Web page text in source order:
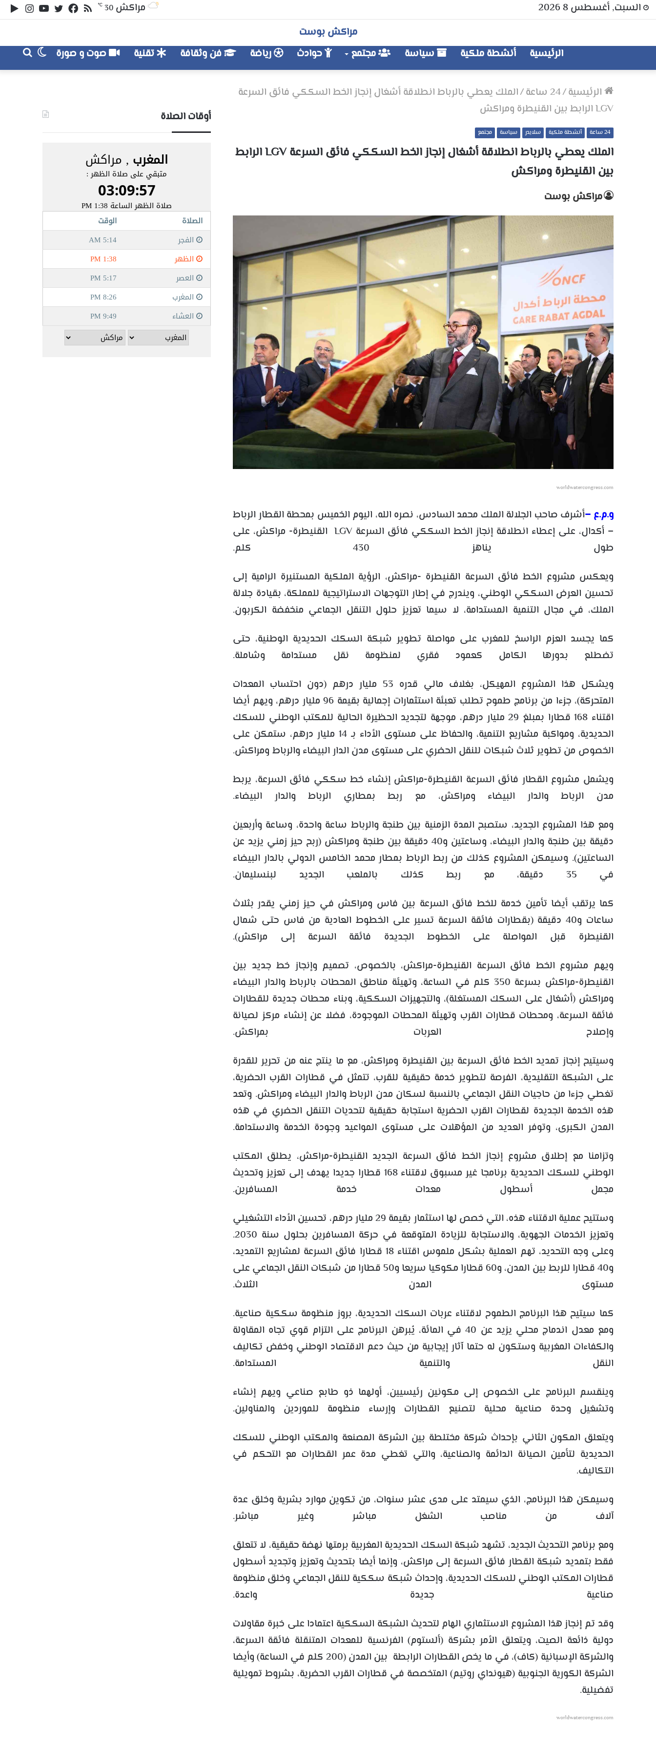
السبت, أغسطس 8 2026 يوتيوبتويتر
فيسبوكملخص
الموقع
مراكش 30
℃
مراكش بوست
الرئيسية
أنشطة ملكية سياسة مجتمع حوادث رياضة فن وثقافة تقنية صوت و صورة
بحث
عن
الوضع
المظلم
الرئيسية/24 ساعة /الملك يعطي بالرباط انطلاقة أشغال إنجاز الخط السككي فائق السرعة
LGV الرابط بين القنيطرة ومراكش
24 ساعة أنشطة ملكية سلايدر سياسة مجتمع
الملك يعطي بالرباط انطلاقة أشغال إنجاز الخط السككي فائق السرعة LGV الرابط
بين القنيطرة ومراكش
مراكش بوست
worldwatercongress.com
و.م.ع –أشرف صاحب الجلالة الملك محمد السادس، نصره الله، اليوم الخميس بمحطة القطار الرباط
– أكدال، على إعطاء انطلاقة إنجاز الخط السككي فائق السرعة LGV القنيطرة- مراكش، على
طول يناهز 430 كلم.
ويعكس مشروع الخط فائق السرعة القنيطرة -مراكش، الرؤية الملكية المستنيرة الرامية إلى
تحسين العرض السككي الوطني، ويندرج في إطار التوجهات الاستراتيجية للمملكة، بقيادة جلالة
الملك، في مجال التنمية المستدامة، لا سيما تعزيز حلول التنقل الجماعي منخفضة الكربون.
كما يجسد العزم الراسخ للمغرب على مواصلة تطوير شبكة السكك الحديدية الوطنية، حتى
تضطلع بدورها الكامل كعمود فقري لمنظومة نقل مستدامة وشاملة.
ويشكل هذا المشروع المهيكل، بغلاف مالي قدره 53 مليار درهم (دون احتساب المعدات
المتحركة)، جزءا من برنامج طموح تطلب تعبئة استثمارات إجمالية بقيمة 96 مليار درهم، ويهم أيضا
اقتناء 168 قطارا بمبلغ 29 مليار درهم، موجهة لتجديد الحظيرة الحالية للمكتب الوطني للسكك
الحديدية، ومواكبة مشاريع التنمية، والحفاظ على مستوى الأداء بـ 14 مليار درهم، ستمكن على
الخصوص من تطوير ثلاث شبكات للنقل الحضري على مستوى مدن الدار البيضاء والرباط ومراكش.
ويشمل مشروع القطار فائق السرعة القنيطرة-مراكش إنشاء خط سككي فائق السرعة، يربط
مدن الرباط والدار البيضاء ومراكش، مع ربط بمطاري الرباط والدار البيضاء.
ومع هذا المشروع الجديد، ستصبح المدة الزمنية بين طنجة والرباط ساعة واحدة، وساعة وأربعين
دقيقة بين طنجة والدار البيضاء، وساعتين و40 دقيقة بين طنجة ومراكش (ربح حيز زمني يزيد عن
الساعتين). وسيمكن المشروع كذلك من ربط الرباط بمطار محمد الخامس الدولي بالدار البيضاء
في 35 دقيقة، مع ربط كذلك بالملعب الجديد لبنسليمان.
كما يرتقب أيضا تأمين خدمة للخط فائق السرعة بين فاس ومراكش في حيز زمني يقدر بثلاث
ساعات و40 دقيقة (بقطارات فائقة السرعة تسير على الخطوط العادية من فاس حتى شمال
القنيطرة قبل المواصلة على الخطوط الجديدة فائقة السرعة إلى مراكش).
ويهم مشروع الخط فائق السرعة القنيطرة-مراكش، بالخصوص، تصميم وإنجاز خط جديد بين
القنيطرة-مراكش بسرعة 350 كلم في الساعة، وتهيئة مناطق المحطات بالرباط والدار البيضاء
ومراكش (أشغال على السكك المستغلة)، والتجهيزات السككية، وبناء محطات جديدة للقطارات
فائقة السرعة، ومحطات قطارات القرب وتهيئة المحطات الموجودة، فضلا عن إنشاء مركز لصيانة
وإصلاح العربات بمراكش.
وسيتيح إنجاز تمديد الخط فائق السرعة بين القنيطرة ومراكش، مع ما ينتج عنه من تحرير للقدرة
على الشبكة التقليدية، الفرصة لتطوير خدمة حقيقية للقرب، تتمثل في قطارات القرب الحضرية،
تغطي جزءا من حاجيات النقل الجماعي بالنسبة لسكان مدن الرباط والدار البيضاء ومراكش. وتعد
هذه الخدمة الجديدة لقطارات القرب الحضرية استجابة حقيقية لتحديات التنقل الحضري في هذه
المدن الكبرى، وتوفر العديد من المؤهلات على مستوى المواعيد وجودة الخدمة والاستدامة.
وتزامنا مع إطلاق مشروع إنجاز الخط فائق السرعة الجديد القنيطرة-مراكش، يطلق المكتب
الوطني للسكك الحديدية برنامجا غير مسبوق لاقتناء 168 قطارا جديدا يهدف إلى تعزيز وتحديث
مجمل أسطول معدات خدمة المسافرين.
وستتيح عملية الاقتناء هذه، التي خصص لها استثمار بقيمة 29 مليار درهم، تحسين الأداء التشغيلي
وتعزيز الخدمات الجهوية، والاستجابة للزيادة المتوقعة في حركة المسافرين بحلول سنة 2030.
وعلى وجه التحديد، تهم العملية بشكل ملموس اقتناء 18 قطارا فائق السرعة لمشاريع التمديد،
و40 قطارا للربط بين المدن، و60 قطارا مكوكيا سريعا و50 قطارا من شبكات النقل الجماعي على
مستوى المدن الثلاث.
كما سيتيح هذا البرنامج الطموح لاقتناء عربات السكك الحديدية، بروز منظومة سككية صناعية.
ومع معدل اندماج محلي يزيد عن 40 في المائة، يُبرهن البرنامج على التزام قوي تجاه المقاولة
والكفاءات المغربية وستكون له حتما آثار إيجابية من حيث دعم الاقتصاد الوطني وخفض تكاليف
النقل والتنمية المستدامة.
وينقسم البرنامج على الخصوص إلى مكونين رئيسيين، أولهما ذو طابع صناعي ويهم إنشاء
وتشغيل وحدة صناعية محلية لتصنيع القطارات وإرساء منظومة للموردين والمناولين.
ويتعلق المكون الثاني بإحداث شركة مختلطة بين الشركة المصنعة والمكتب الوطني للسكك
الحديدية لتأمين الصيانة الدائمة والصناعية، والتي تغطي مدة عمر القطارات مع التحكم في
التكاليف.
وسيمكن هذا البرنامج، الذي سيمتد على مدى عشر سنوات، من تكوين موارد بشرية وخلق عدة
آلاف من مناصب الشغل مباشر وغير مباشر.
ومع برنامج التحديث الجديد، تشهد شبكة السكك الحديدية المغربية برمتها نهضة حقيقية، لا تتعلق
فقط بتمديد شبكة القطار فائق السرعة إلى مراكش، وإنما أيضا بتحديث وتعزيز وتجديد أسطول
قطارات المكتب الوطني للسكك الحديدية، وإحداث شبكة سككية للنقل الجماعي وخلق منظومة
صناعية جديدة واعدة.
وقد تم إنجاز هذا المشروع الاستثماري الهام لتحديث الشبكة السككية اعتمادا على خبرة مقاولات
دولية ذائعة الصيت، ويتعلق الأمر بشركة (ألستوم) الفرنسية للمعدات المتنقلة فائقة السرعة،
والشركة الإسبانية (كاف)، في ما يخص القطارات الرابطة بين المدن (200 كلم في الساعة) وأيضا
الشركة الكورية الجنوبية (هيونداي روتيم) المتخصصة في قطارات القرب الحضرية، بشروط تمويلية
تفضيلية.
worldwatercongress.com
أوقات الصلاة